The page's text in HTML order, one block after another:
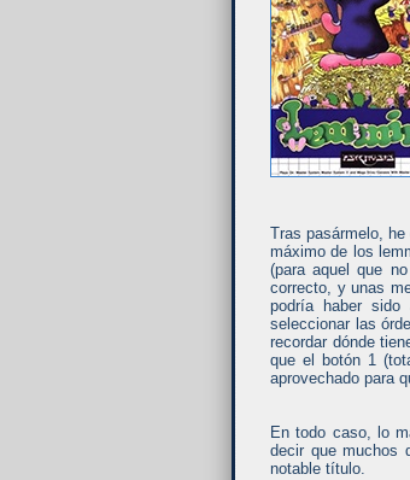
Tras pasármelo,
máximo de los
(para aquel que
correcto, y unas
podría haber
seleccionar las
recordar dónde
que el botón 1
aprovechado para
En todo caso, lo
decir que muchos
notable título.